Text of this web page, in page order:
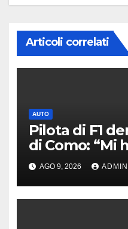
Articoli correlati
AUTO
Pilota di F1
di Como: “Mi
via tutto”
AGO 9, 2026 ADMIN